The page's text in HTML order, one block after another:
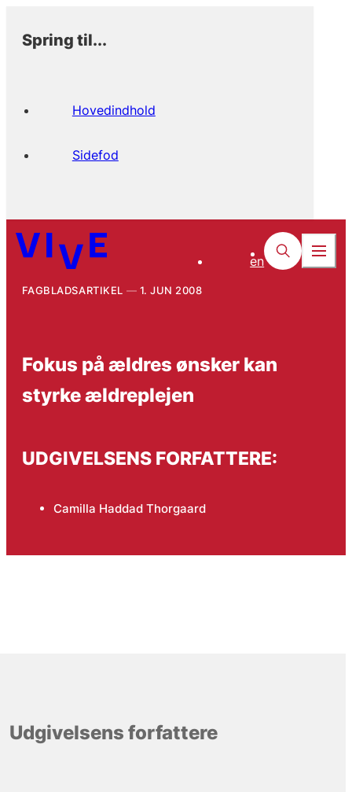
Spring til...
Hovedindhold
Sidefod
en
FAGBLADSARTIKEL 1. JUN 2008
Fokus på ældres ønsker kan
styrke ældreplejen
UDGIVELSENS FORFATTERE:
Camilla Haddad Thorgaard
Udgivelsens forfattere